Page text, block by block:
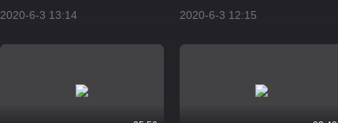
2020-6-3 13:14 2020-6-3 12:15